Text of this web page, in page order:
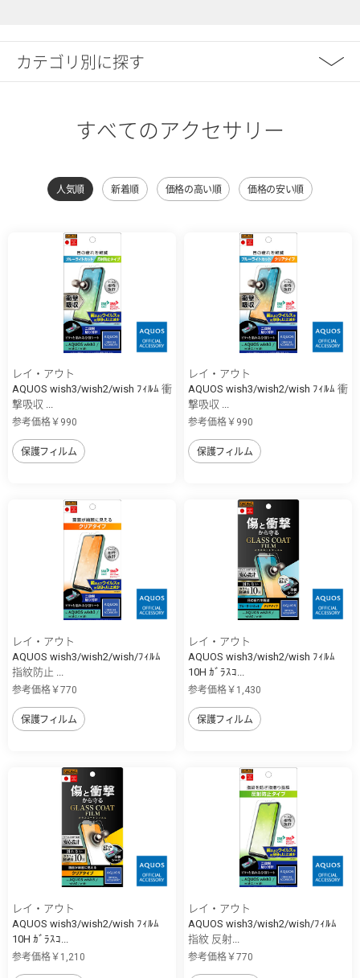
カテゴリ別に探す
すべてのアクセサリー
人気順 新着順 価格の高い順 価格の安い順
レイ・アウト
AQUOS wish3/wish2/wish ﾌｨﾙﾑ 衝
撃吸収 ...
参考価格￥990
保護フィルム
レイ・アウト
AQUOS wish3/wish2/wish ﾌｨﾙﾑ 衝
撃吸収 ...
参考価格￥990
保護フィルム
レイ・アウト
AQUOS wish3/wish2/wish/ﾌｨﾙﾑ
指紋防止 ...
参考価格￥770
保護フィルム
レイ・アウト
AQUOS wish3/wish2/wish ﾌｨﾙﾑ
10H ｶﾞﾗｽｺ...
参考価格￥1,430
保護フィルム
レイ・アウト
AQUOS wish3/wish2/wish ﾌｨﾙﾑ
10H ｶﾞﾗｽｺ...
参考価格￥1,210
レイ・アウト
AQUOS wish3/wish2/wish/ﾌｨﾙﾑ
指紋 反射...
参考価格￥770